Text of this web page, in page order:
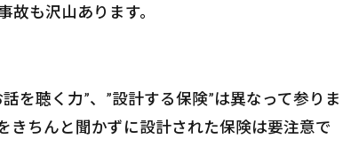
も沢山あります。
を聴く力”、”設計する保険”は異なって参りま
きちんと聞かずに設計された保険は要注意で